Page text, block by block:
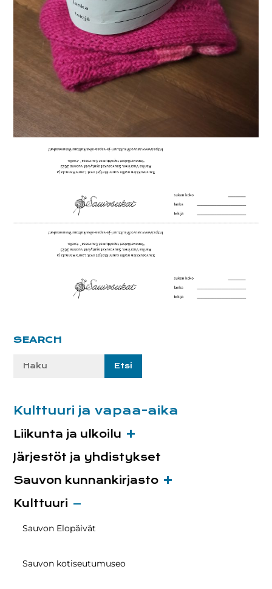
Ensisijainen
SEARCH
Etsi
Kulttuuri ja vapaa-aika
Liikunta ja ulkoilu
Järjestöt ja yhdistykset
Sauvon kunnankirjasto
Kulttuuri
Sauvon Elopäivät
Sauvon kotiseutumuseo